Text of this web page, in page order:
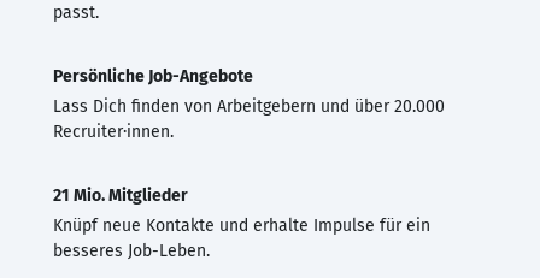
passt.
Persönliche Job-Angebote
Lass Dich finden von Arbeitgebern und über 20.000
Recruiter·innen.
21 Mio. Mitglieder
Knüpf neue Kontakte und erhalte Impulse für ein
besseres Job-Leben.